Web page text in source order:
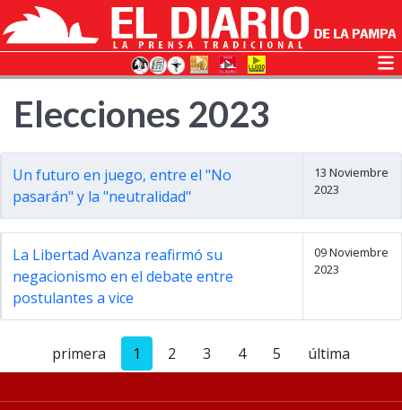
Elecciones 2023
Un futuro en juego, entre el "No
pasarán" y la "neutralidad"
13 Noviembre
2023
La Libertad Avanza reafirmó su
negacionismo en el debate entre
postulantes a vice
09 Noviembre
2023
primera 1 2 3 4 5 última